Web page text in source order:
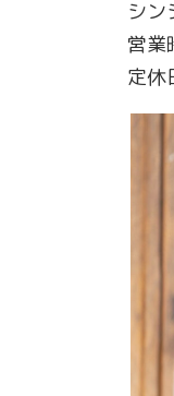
シン
営
定